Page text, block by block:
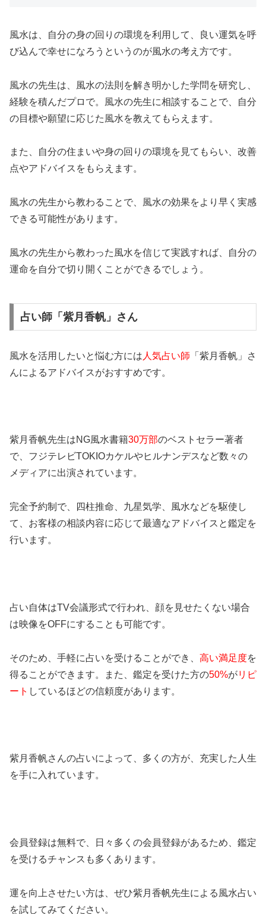
風水は、自分の身の回りの環境を利用して、良い運気を呼
び込んで幸せになろうというのが風水の考え方です。
風水の先生は、風水の法則を解き明かした学問を研究し、
経験を積んだプロで。風水の先生に相談することで、自分
の目標や願望に応じた風水を教えてもらえます。
また、自分の住まいや身の回りの環境を見てもらい、改善
点やアドバイスをもらえます。
風水の先生から教わることで、風水の効果をより早く実感
できる可能性があります。
風水の先生から教わった風水を信じて実践すれば、自分の
運命を自分で切り開くことができるでしょう。
占い師「紫月香帆」さん
風水を活用したいと悩む方には 人気占い師 「紫月香帆」さ
んによるアドバイスがおすすめです。
紫月香帆先生はNG風水書籍30万部のベストセラー著者
で、フジテレビTOKIOカケルやヒルナンデスなど数々の
メディアに出演されています。
完全予約制で、四柱推命、九星気学、風水などを駆使し
て、お客様の相談内容に応じて最適なアドバイスと鑑定を
行います。
占い自体はTV会議形式で行われ、顔を見せたくない場合
は映像をOFFにすることも可能です。
そのため、手軽に占いを受けることができ、 高い満足度を
得ることができます。また、鑑定を受けた方の50%がリピ
ート しているほどの信頼度があります。
紫月香帆さんの占いによって、多くの方が、充実した人生
を手に入れています。
会員登録は無料で、日々多くの会員登録があるため、鑑定
を受けるチャンスも多くあります。
運を向上させたい方は、ぜひ紫月香帆先生による風水占い
を試してみてください。